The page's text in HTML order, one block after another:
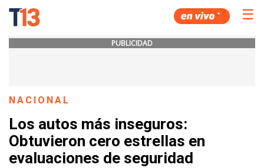
☰
PUBLICIDAD
NACIONAL
Los autos más inseguros:
Obtuvieron cero estrellas en
evaluaciones de seguridad